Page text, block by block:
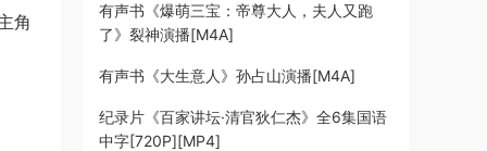
角
有声书《爆萌三宝：帝尊大人，夫人又跑
了》裂神演播[M4A]
有声书《大生意人》孙占山演播[M4A]
纪录片《百家讲坛·清官狄仁杰》全6集国语
中字[720P][MP4]